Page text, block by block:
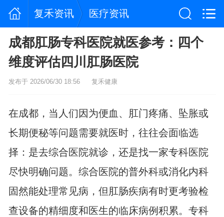
复禾资讯 医疗资讯
成都肛肠专科医院就医参考：四个
维度评估四川肛肠医院
发布于 2026/06/30 18:56 复禾健康
在成都，当人们因为便血、肛门疼痛、坠胀或
长期便秘等问题需要就医时，往往会面临选
择：是去综合医院就诊，还是找一家专科医院
尽快明确问题。综合医院的普外科或消化内科
固然能处理常见病，但肛肠疾病有时更考验检
查设备的精细度和医生的临床病例积累。专科